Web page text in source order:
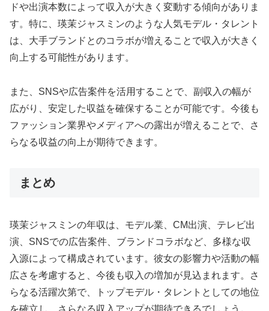
ドや出演本数によって収入が大きく変動する傾向がありま
す。特に、瑛茉ジャスミンのような人気モデル・タレント
は、大手ブランドとのコラボが増えることで収入が大きく
向上する可能性があります。
また、SNSや広告案件を活用することで、副収入の幅が
広がり、安定した収益を確保することが可能です。今後も
ファッション業界やメディアへの露出が増えることで、さ
らなる収益の向上が期待できます。
まとめ
瑛茉ジャスミンの年収は、モデル業、CM出演、テレビ出
演、SNSでの広告案件、ブランドコラボなど、多様な収
入源によって構成されています。彼女の影響力や活動の幅
広さを考慮すると、今後も収入の増加が見込まれます。さ
らなる活躍次第で、トップモデル・タレントとしての地位